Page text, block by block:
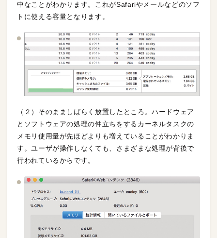
中なことがわかります。これがSafariやメールなどのソフ
トに使える容量となります。
（２）そのまましばらく放置したところ。ハードウェア
とソフトウェアの処理の仲立ちをするカーネルタスクの
メモリ使用量が先ほどよりも増えていることがわかりま
す。ユーザが操作しなくても、さまざまな処理が背後で
行われているからです。